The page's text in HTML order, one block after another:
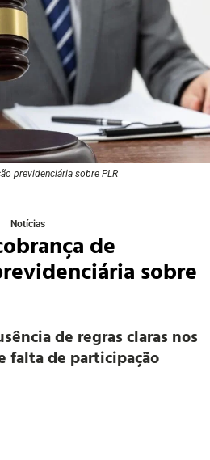
previdenciária sobre PLR
Notícias
de
sobre
de regras claras nos
falta de participação